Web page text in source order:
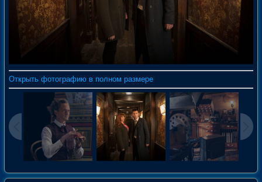
Открыть фотографию в полном размере